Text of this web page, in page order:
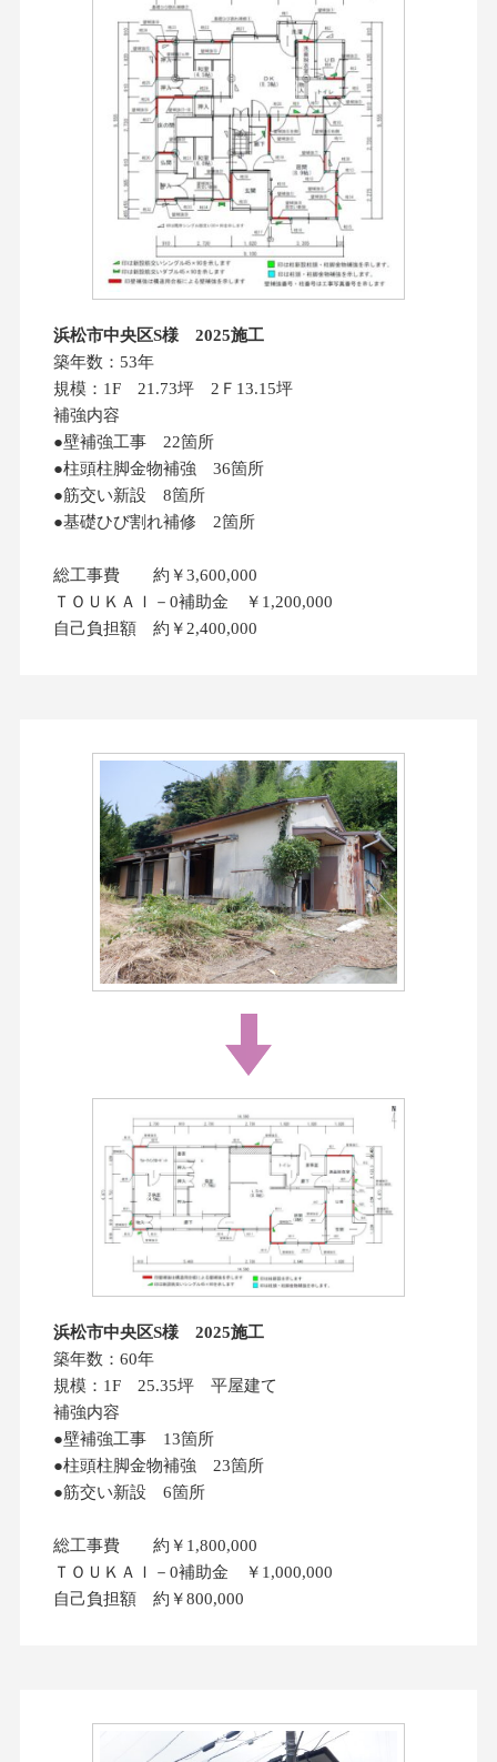
浜松市中央区S様 2025施工
築年数：53年
規模：1F 21.73坪 2Ｆ13.15坪
補強内容
●壁補強工事 22箇所
●柱頭柱脚金物補強 36箇所
●筋交い新設 8箇所
●基礎ひび割れ補修 2箇所
総工事費 約￥3,600,000
ＴＯＵＫＡＩ－0補助金 ￥1,200,000
自己負担額 約￥2,400,000
浜松市中央区S様 2025施工
築年数：60年
規模：1F 25.35坪 平屋建て
補強内容
●壁補強工事 13箇所
●柱頭柱脚金物補強 23箇所
●筋交い新設 6箇所
総工事費 約￥1,800,000
ＴＯＵＫＡＩ－0補助金 ￥1,000,000
自己負担額 約￥800,000